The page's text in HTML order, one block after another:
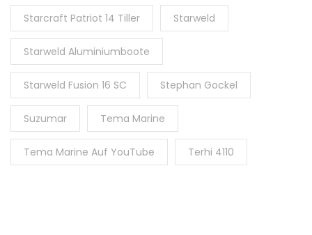
Starcraft Patriot 14 Tiller Starweld
Starweld Aluminiumboote
Starweld Fusion 16 SC Stephan Gockel
Suzumar Tema Marine
Tema Marine Auf YouTube Terhi 4110